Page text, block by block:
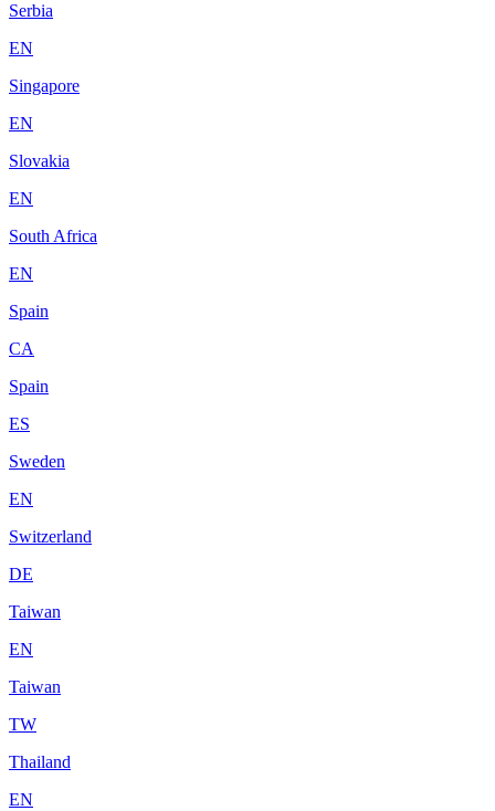
Serbia
EN
Singapore
EN
Slovakia
EN
South Africa
EN
Spain
CA
Spain
ES
Sweden
EN
Switzerland
DE
Taiwan
EN
Taiwan
TW
Thailand
EN